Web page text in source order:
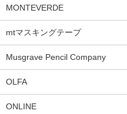
MONTEVERDE
mtマスキングテープ
Musgrave Pencil Company
OLFA
ONLINE